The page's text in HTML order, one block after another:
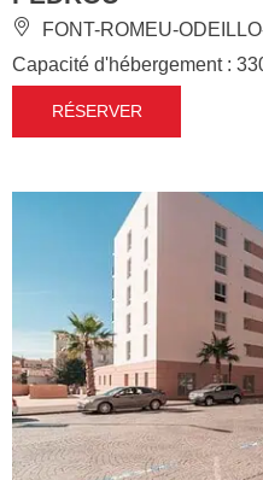
FONT-ROMEU-
Capacité d'hébergement :
RÉSERVER